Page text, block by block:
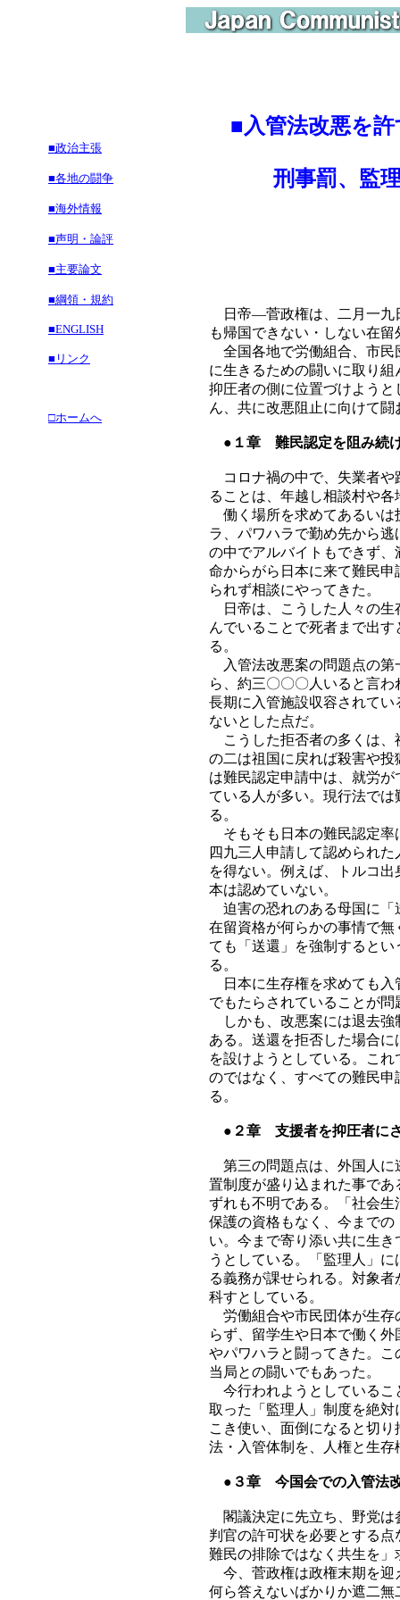
■政治主張
■各地の闘争
■海外情報
■声明・論評
■主要論文
■綱領・規約
■ENGLISH
■リンク
□ホームへ
■入管法改悪を
刑事罰、監理
日帝―菅政権は、二月一九
も帰国できない・しない在
全国各地で労働組合、市民
に生きるための闘いに取り
抑圧者の側に位置づけよう
ん、共に改悪阻止に向けて闘
●１章 難民認定を阻み続
コロナ禍の中で、失業者や
ることは、年越し相談村や
働く場所を求めてあるいは
ラ、パワハラで勤め先から
の中でアルバイトもできず
命からがら日本に来て難民
られず相談にやってきた。
日帝は、こうした人々の生
んでいることで死者まで出
る。
入管法改悪案の問題点の第
ら、約三〇〇〇人いると言
長期に入管施設収容されて
ないとした点だ。
こうした拒否者の多くは、
の二は祖国に戻れば殺害や
は難民認定申請中は、就労
ている人が多い。現行法で
る。
そもそも日本の難民認定率
四九三人申請して認められ
を得ない。例えば、トルコ
本は認めていない。
迫害の恐れのある母国に「
在留資格が何らかの事情で
ても「送還」を強制すると
る。
日本に生存権を求めても入
でもたらされていることが問
しかも、改悪案には退去強
ある。送還を拒否した場合
を設けようとしている。こ
のではなく、すべての難民
る。
●２章 支援者を抑圧者に
第三の問題点は、外国人に
置制度が盛り込まれた事で
ずれも不明である。「社会
保護の資格もなく、今まで
い。今まで寄り添い共に生
うとしている。「監理人」
る義務が課せられる。対象
科すとしている。
労働組合や市民団体が生存
らず、留学生や日本で働く
やパワハラと闘ってきた。
当局との闘いでもあった。
今行われようとしているこ
取った「監理人」制度を絶
こき使い、面倒になると切
法・入管体制を、人権と生
●３章 今国会での入管法
閣議決定に先立ち、野党は
判官の許可状を必要とする
難民の排除ではなく共生を
今、菅政権は政権末期を迎
何ら答えないばかりか遮二